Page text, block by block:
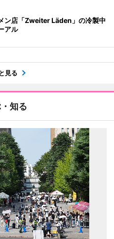
ン店「Zweiter Läden」の冷製中
アル
見る
知る